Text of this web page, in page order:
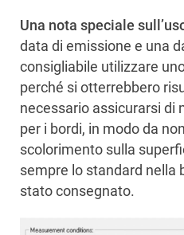
Una nota speciale
data di emissione e una
consigliabile utilizzare
perché si otterrebbero
necessario assicurarsi di
per i bordi, in modo da
scolorimento sulla
sempre lo standard nella
stato consegnato.